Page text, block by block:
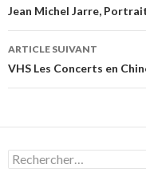
des
articles
Jean Michel Jarre,
ARTICLE SUIVANT
VHS Les Concerts en
Rechercher :